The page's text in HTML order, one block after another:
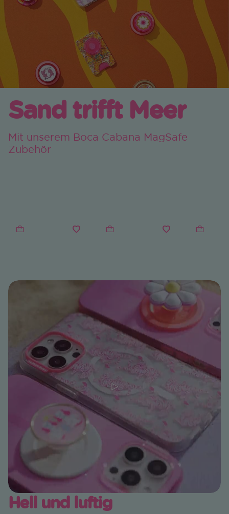
Sand trifft Meer
Mit unserem Boca Cabana MagSafe
Zubehör
Hell und luftig